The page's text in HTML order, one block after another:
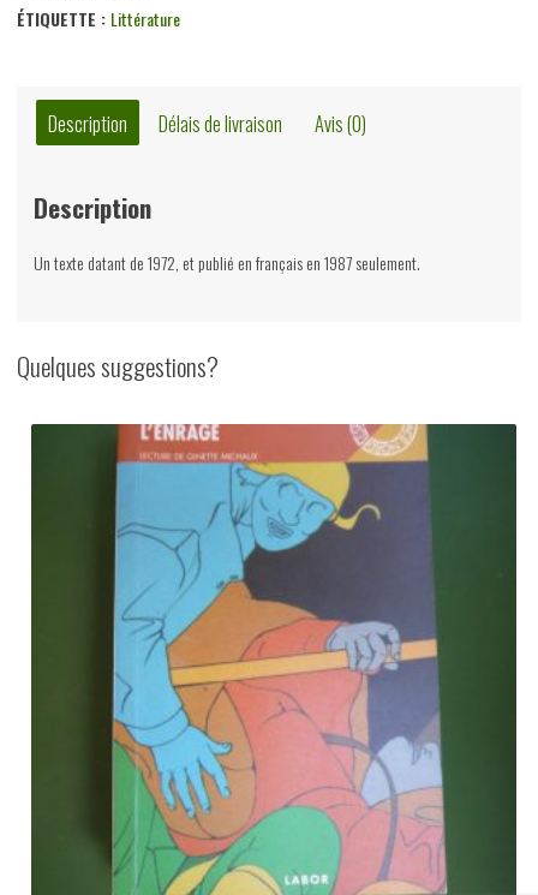
ÉTIQUETTE : Littérature
Description Délais de livraison Avis (0)
Description
Un texte datant de 1972, et publié en français en 1987 seulement.
Quelques suggestions?